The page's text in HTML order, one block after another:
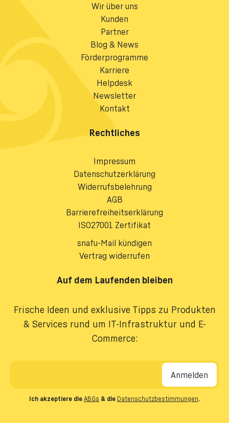
Wir über uns
Kunden
Partner
Blog & News
Förderprogramme
Karriere
Helpdesk
Newsletter
Kontakt
Rechtliches
Impressum
Datenschutzerklärung
Widerrufsbelehrung
AGB
Barrierefreiheitserklärung
ISO27001 Zertifikat
snafu-Mail kündigen
Vertrag widerrufen
Auf dem Laufenden bleiben
Frische Ideen und exklusive Tipps zu Produkten
& Services rund um IT-Infrastruktur und E-
Commerce:
E-Mail-Adresse
Ich akzeptiere die ABGs & die Datenschutzbestimmungen.